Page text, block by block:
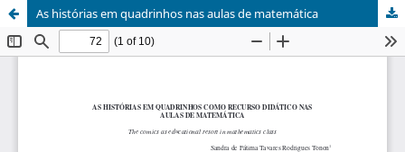
As histórias em quadrinhos nas aulas de matemática